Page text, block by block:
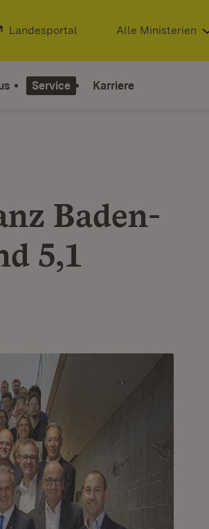
Extern:
Landesportal (Öffnet in neuem Fenster)
Alle Ministerien
Service Karriere
Baden-
5,1